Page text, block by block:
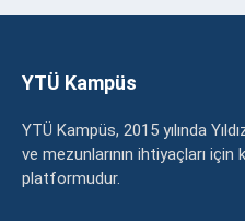
YTÜ Kampüs
YTÜ Kampüs, 2015 yılında
ve mezunlarının ihtiyaçları
platformudur.